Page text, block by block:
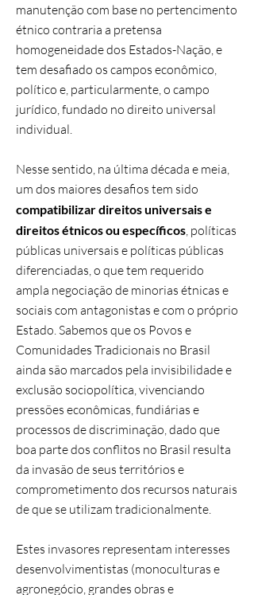
manutenção com base no pertencimento
étnico contraria a pretensa
homogeneidade dos Estados-Nação, e
tem desafiado os campos econômico,
político e, particularmente, o campo
jurídico, fundado no direito universal
individual.
Nesse sentido, na última década e meia,
um dos maiores desafios tem sido
compatibilizar direitos universais e
direitos étnicos ou específicos, políticas
públicas universais e políticas públicas
diferenciadas, o que tem requerido
ampla negociação de minorias étnicas e
sociais com antagonistas e com o próprio
Estado. Sabemos que os Povos e
Comunidades Tradicionais no Brasil
ainda são marcados pela invisibilidade e
exclusão sociopolítica, vivenciando
pressões econômicas, fundiárias e
processos de discriminação, dado que
boa parte dos conflitos no Brasil resulta
da invasão de seus territórios e
comprometimento dos recursos naturais
de que se utilizam tradicionalmente.
Estes invasores representam interesses
desenvolvimentistas (monoculturas e
agronegócio, grandes obras e